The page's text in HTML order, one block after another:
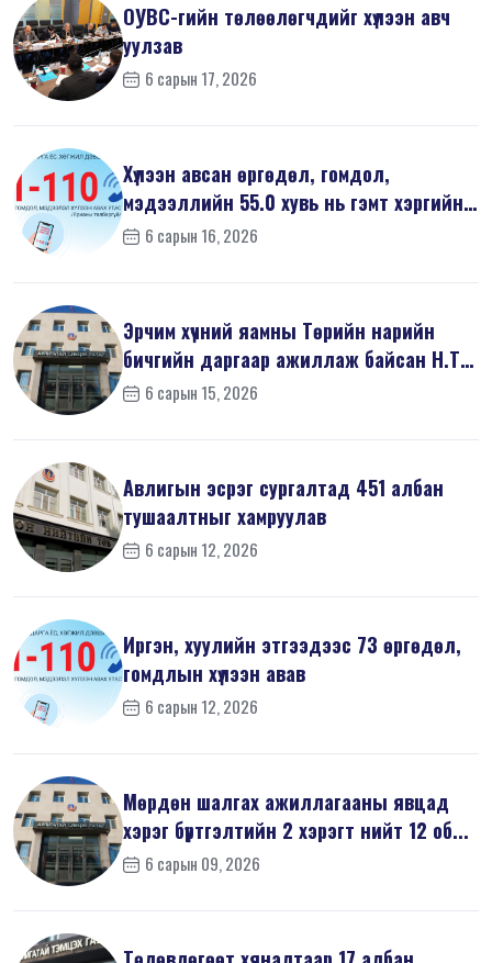
ОУВС-гийн төлөөлөгчдийг хүлээн авч
уулзав
6 сарын 17, 2026
Хүлээн авсан өргөдөл, гомдол,
мэдээллийн 55.0 хувь нь гэмт хэргийн
шин...
6 сарын 16, 2026
Эрчим хүчний яамны Төрийн нарийн
бичгийн даргаар ажиллаж байсан Н.Т
на...6 сарын 15, 2026
Авлигын эсрэг сургалтад 451 албан
тушаалтныг хамруулав
6 сарын 12, 2026
Иргэн, хуулийн этгээдээс 73 өргөдөл,
гомдлын хүлээн авав
6 сарын 12, 2026
Мөрдөн шалгах ажиллагааны явцад
хэрэг бүртгэлтийн 2 хэрэгт нийт 12 об...
6 сарын 09, 2026